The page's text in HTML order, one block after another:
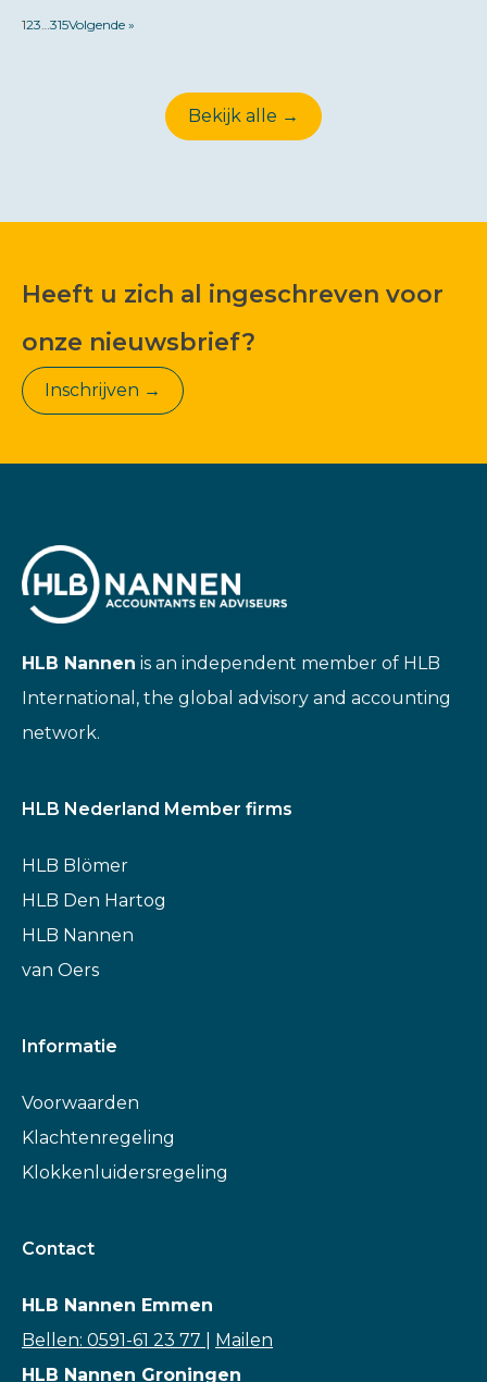
123 315Volgende »
Bekijk alle →
Heeft u zich al ingeschreven voor
onze nieuwsbrief?
Inschrijven →
HLB Nannen is an independent member of HLB
International, the global advisory and accounting
network.
HLB Nederland Member firms
HLB Blömer
HLB Den Hartog
HLB Nannen
van Oers
Informatie
Voorwaarden
Klachtenregeling
Klokkenluidersregeling
Contact
HLB Nannen Emmen
Bellen: 0591-61 23 77
Mailen
HLB Nannen Groningen